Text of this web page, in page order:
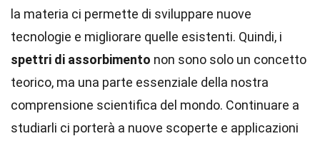
la materia ci permette di sviluppare nuove
tecnologie e migliorare quelle esistenti. Quindi, i
spettri di assorbimento non sono solo un concetto
teorico, ma una parte essenziale della nostra
comprensione scientifica del mondo. Continuare a
studiarli ci porterà a nuove scoperte e applicazioni